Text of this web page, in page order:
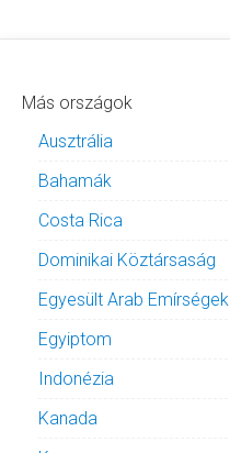
Más országok
Ausztrália
Bahamák
Costa Rica
Dominikai Köztársaság
Egyesült Arab Emírségek
Egyiptom
Indonézia
Kanada